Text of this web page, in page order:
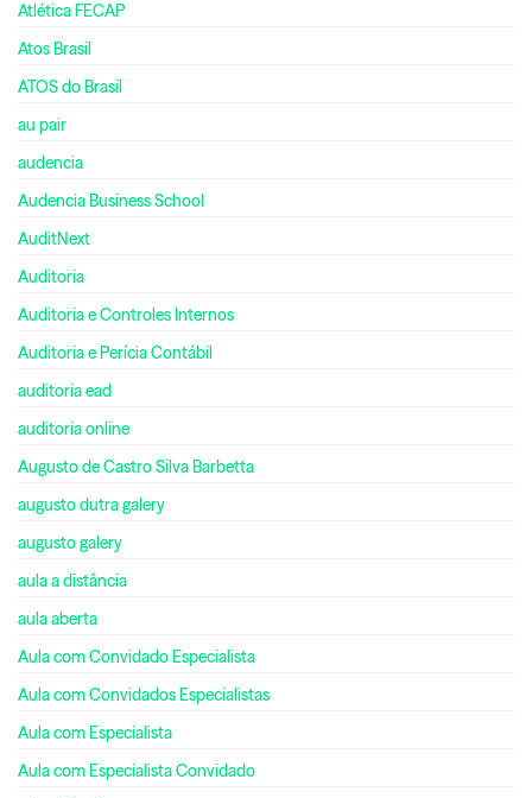
Atlética FECAP
Atos Brasil
ATOS do Brasil
au pair
audencia
Audencia Business School
AuditNext
Auditoria
Auditoria e Controles Internos
Auditoria e Perícia Contábil
auditoria ead
auditoria online
Augusto de Castro Silva Barbetta
augusto dutra galery
augusto galery
aula a distância
aula aberta
Aula com Convidado Especialista
Aula com Convidados Especialistas
Aula com Especialista
Aula com Especialista Convidado